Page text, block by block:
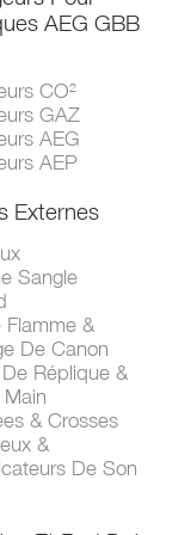
AEG GBB
CO²
GAZ
AEG
AEP
Externes
Sangle
Flamme &
De Canon
Réplique &
& Crosses
&
De Son